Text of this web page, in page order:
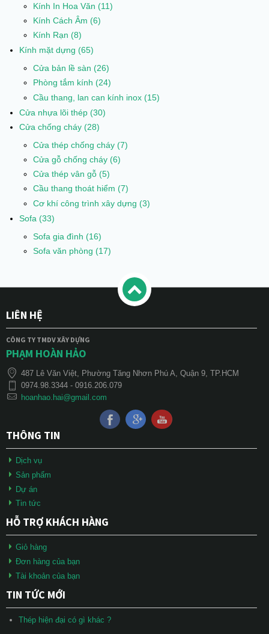
Kính In Hoa Văn (11)
Kính Cách Âm (6)
Kính Rạn (8)
Kính mặt dựng(65)
Cửa bản lề sàn (26)
Phòng tắm kính (24)
Cầu thang, lan can kính inox (15)
Cửa nhựa lõi thép(30)
Cửa chống cháy(28)
Cửa thép chống cháy (7)
Cửa gỗ chống cháy (6)
Cửa thép vân gỗ (5)
Cầu thang thoát hiểm (7)
Cơ khí công trình xây dựng (3)
Sofa(33)
Sofa gia đình (16)
Sofa văn phòng (17)
LIÊN HỆ
CÔNG TY TMDV XÂY DỰNG
PHẠM HOÀN HẢO
487 Lê Văn Việt, Phường Tăng Nhơn Phú A, Quận 9, TP.HCM
0974.98.3344 - 0916.206.079
hoanhao.hai@gmail.com
THÔNG TIN
Dịch vụ
Sản phẩm
Dự án
Tin tức
HỖ TRỢ KHÁCH HÀNG
Giỏ hàng
Đơn hàng của bạn
Tài khoản của bạn
TIN TỨC MỚI
Thép hiện đại có gì khác ?